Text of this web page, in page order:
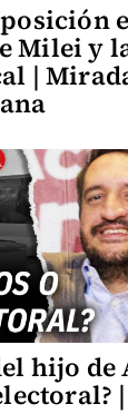
Milei y
|
hijo de
|